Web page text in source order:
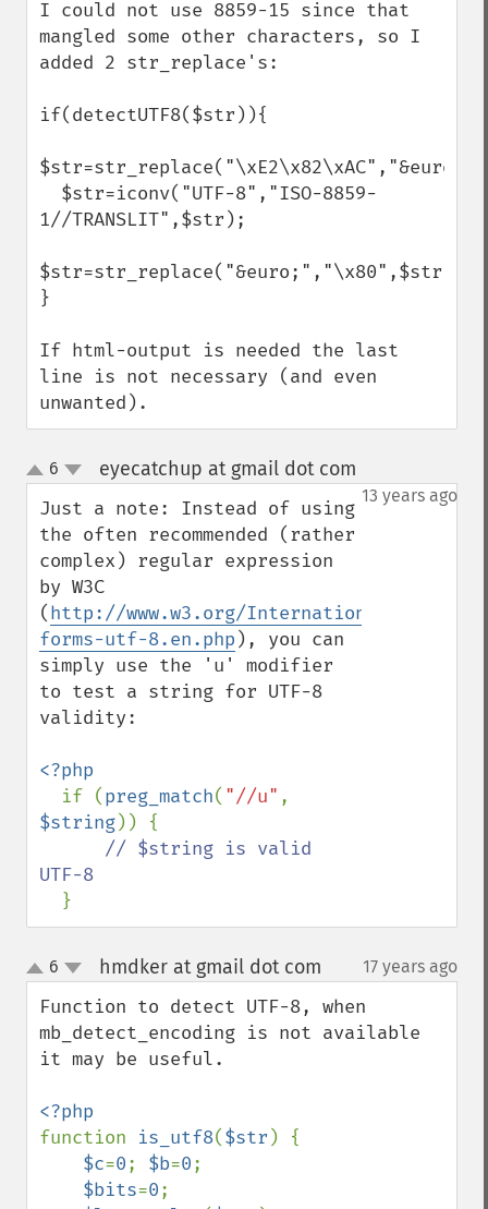
I could not use 8859-15 since that
mangled some other characters, so I
added 2 str_replace's:
if(detectUTF8($str)){
1//TRANSLIT",$str);
$str=str_replace("&euro;","\x80",$str);
}
If html-output is needed the last
line is not necessary (and even
unwanted).
up
down
6 eyecatchup at gmail dot com
13 years ago
Just a note: Instead of using
the often recommended (rather
complex) regular expression
by W3C
(http://www.w3.org/International/
forms-utf-8.en.php ), you can
simply use the 'u' modifier
to test a string for UTF-8
validity:
<?php
if (preg_match( "//u"
$string)) {
// $string is valid
UTF-8
}
up
down
6 hmdker at gmail dot com 17 years ago
Function to detect UTF-8, when
mb_detect_encoding is not available
it may be useful.
function is_utf8($str ) {
$c=0; $b=0;
$bits=0;